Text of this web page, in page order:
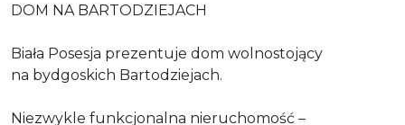
DOM NA BARTODZIEJACH
Biała Posesja prezentuje dom wolnostojący
na bydgoskich Bartodziejach.
Niezwykle funkcjonalna nieruchomość –